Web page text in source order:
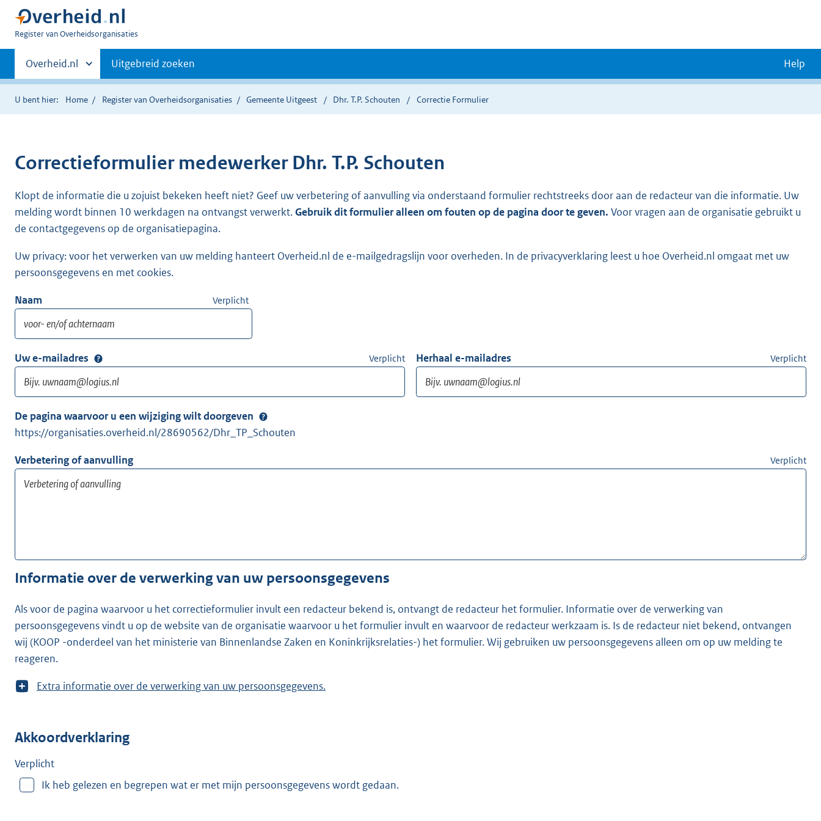
U
Register van Overheidsorganisaties
Primaire
navigatie
Andere
sites
binnen
Overheid.nl Uitgebreid zoeken Help
U bent hier: Home Register van Overheidsorganisaties Gemeente Uitgeest Dhr. T.P. Schouten Correctie Formulier
Correctieformulier medewerker Dhr. T.P. Schouten
Klopt de informatie die u zojuist bekeken heeft niet? Geef uw verbetering of aanvulling via onderstaand formulier rechtstreeks door aan de redacteur van die informatie. Uw
melding wordt binnen 10 werkdagen na ontvangst verwerkt.Gebruik dit formulier alleen om fouten op de pagina door te geven. Voor vragen aan de organisatie gebruikt u
de contactgegevens op de organisatiepagina.
Uw privacy: voor het verwerken van uw melding hanteert Overheid.nl de e-mailgedragslijn voor overheden. In de privacyverklaring leest u hoe Overheid.nl omgaat met uw
persoonsgegevens en met cookies.
Naam Verplicht
Uw e-mailadres Verplicht Herhaal e-mailadres Verplicht
De pagina waarvoor u een wijziging wilt doorgeven
https://organisaties.overheid.nl/28690562/Dhr_TP_Schouten
Verbetering of aanvulling Verplicht
Informatie over de verwerking van uw persoonsgegevens
Als voor de pagina waarvoor u het correctieformulier invult een redacteur bekend is, ontvangt de redacteur het formulier. Informatie over de verwerking van
persoonsgegevens vindt u op de website van de organisatie waarvoor u het formulier invult en waarvoor de redacteur werkzaam is. Is de redacteur niet bekend, ontvangen
wij (KOOP -onderdeel van het ministerie van Binnenlandse Zaken en Koninkrijksrelaties-) het formulier. Wij gebruiken uw persoonsgegevens alleen om op uw melding te
reageren.
T
m
e
Extra informatie over de verwerking van uw persoonsgegevens.
Akkoordverklaring
Verplicht
Ik heb gelezen en begrepen wat er met mijn persoonsgegevens wordt gedaan.